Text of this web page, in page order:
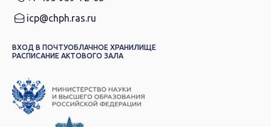
icp@chph.ras.ru
ВХОД В ПОЧТУОБЛАЧНОЕ ХРАНИЛИЩЕ
РАСПИСАНИЕ АКТОВОГО ЗАЛА